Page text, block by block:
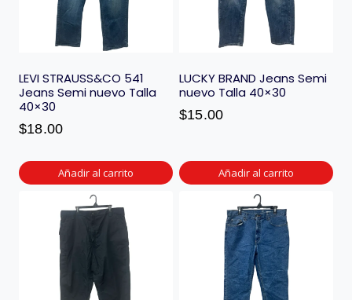
LEVI STRAUSS&CO 541
Jeans Semi nuevo Talla
40×30
$18.00
Añadir al carrito
LUCKY BRAND Jeans Semi
nuevo Talla 40×30
$15.00
Añadir al carrito